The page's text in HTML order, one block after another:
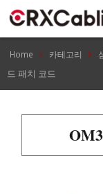
Home 카테고리
드 패치 코드